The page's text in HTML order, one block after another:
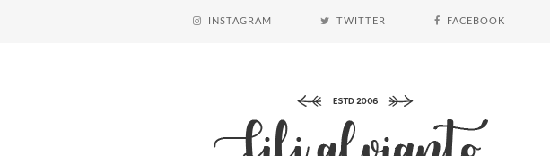
INSTAGRAM TWITTER FACEBOOK